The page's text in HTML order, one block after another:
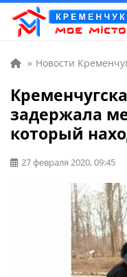
» Новости
задержала
который
27 февраля 2020, 09:45